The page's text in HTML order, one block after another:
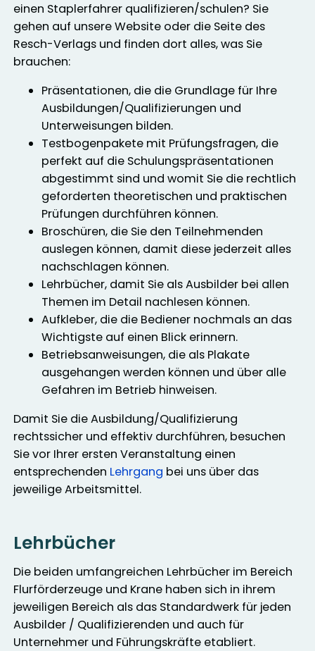
einen Staplerfahrer qualifizieren/schulen? Sie
gehen auf unsere Website oder die Seite des
Resch-Verlags und finden dort alles, was Sie
brauchen:
Präsentationen, die die Grundlage für Ihre
Ausbildungen/Qualifizierungen und
Unterweisungen bilden.
Testbogenpakete mit Prüfungsfragen, die
perfekt auf die Schulungspräsentationen
abgestimmt sind und womit Sie die rechtlich
geforderten theoretischen und praktischen
Prüfungen durchführen können.
Broschüren, die Sie den Teilnehmenden
auslegen können, damit diese jederzeit alles
nachschlagen können.
Lehrbücher, damit Sie als Ausbilder bei allen
Themen im Detail nachlesen können.
Aufkleber, die die Bediener nochmals an das
Wichtigste auf einen Blick erinnern.
Betriebsanweisungen, die als Plakate
ausgehangen werden können und über alle
Gefahren im Betrieb hinweisen.
Damit Sie die Ausbildung/Qualifizierung
rechtssicher und effektiv durchführen, besuchen
Sie vor Ihrer ersten Veranstaltung einen
entsprechenden Lehrgang bei uns über das
jeweilige Arbeitsmittel.
Lehrbücher
Die beiden umfangreichen Lehrbücher im Bereich
Flurförderzeuge und Krane haben sich in ihrem
jeweiligen Bereich als das Standardwerk für jeden
Ausbilder / Qualifizierenden und auch für
Unternehmer und Führungskräfte etabliert.